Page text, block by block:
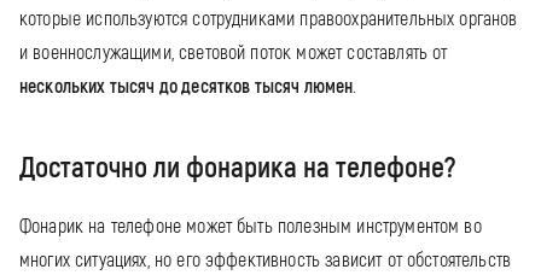
которые используются сотрудниками правоохранительных органов
и военнослужащими, световой поток может составлять от
нескольких тысяч до десятков тысяч люмен.
Достаточно ли фонарика на телефоне?
Фонарик на телефоне может быть полезным инструментом во
многих ситуациях, но его эффективность зависит от обстоятельств